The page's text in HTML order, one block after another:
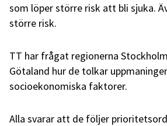
som löper större risk att bli sjuka.
större risk.
TT har frågat regionerna
Götaland hur de tolkar
socioekonomiska faktorer.
Alla svarar att de följer